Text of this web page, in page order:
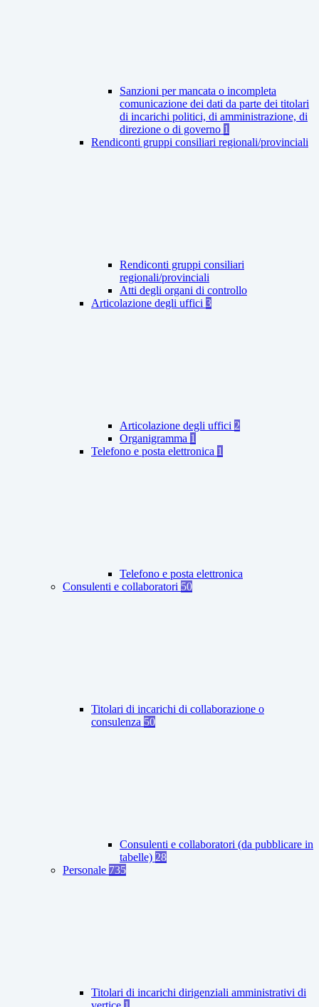
Sanzioni per mancata o incompleta
comunicazione dei dati da parte dei titolari
di incarichi politici, di amministrazione, di
direzione o di governo 1
Rendiconti gruppi consiliari regionali/provinciali
Rendiconti gruppi consiliari
regionali/provinciali
Atti degli organi di controllo
Articolazione degli uffici 3
Articolazione degli uffici 2
Organigramma 1
Telefono e posta elettronica 1
Telefono e posta elettronica
Consulenti e collaboratori 50
Titolari di incarichi di collaborazione o
consulenza 50
Consulenti e collaboratori (da pubblicare in
tabelle) 28
Personale 735
Titolari di incarichi dirigenziali amministrativi di